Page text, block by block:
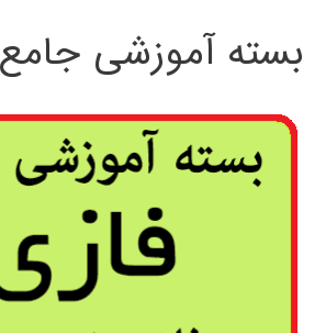
بسته آموزشی